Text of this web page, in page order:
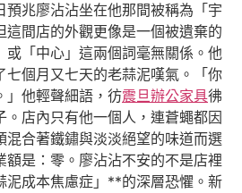
預兆廖沾沾坐在他那間被稱為「宇
這間店的外觀更像是一個被遺棄的
或「中心」這兩個詞毫無關係。他
七個月又七天的老蒜泥嘆氣。「你
」他輕聲細語，彷震旦辦公家具彿
店內只有他一個人，連蒼蠅都因
混合著鐵鏽與淡淡絕望的味道而選
額是：零。廖沾沾不安的不是店裡
泥成本焦慮症」**的深層恐懼。新